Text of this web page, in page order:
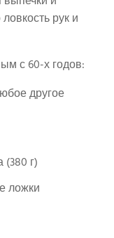
рук и
с 60-х годов:
другое
г)
ложки